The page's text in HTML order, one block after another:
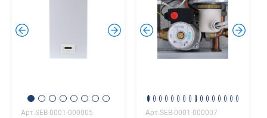
. .
Арт.SEB-0001-000005
. .
Арт.SEB-0001-000007